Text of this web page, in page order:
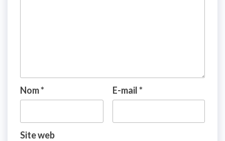
Nom* E-mail*
Site web